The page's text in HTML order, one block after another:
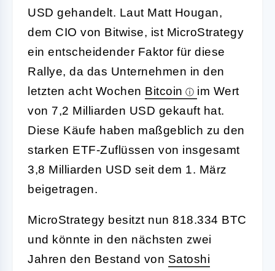
USD gehandelt. Laut Matt Hougan,
dem CIO von Bitwise, ist MicroStrategy
ein entscheidender Faktor für diese
Rallye, da das Unternehmen in den
letzten acht Wochen Bitcoin
im Wert
von 7,2 Milliarden USD gekauft hat.
Diese Käufe haben maßgeblich zu den
starken ETF-Zuflüssen von insgesamt
3,8 Milliarden USD seit dem 1. März
beigetragen.
MicroStrategy besitzt nun 818.334 BTC
und könnte in den nächsten zwei
Jahren den Bestand von Satoshi